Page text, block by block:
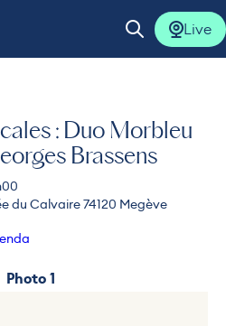
Ouvrir la
Live
: Duo Morbleu
Brassens
du Calvaire 74120 Megève